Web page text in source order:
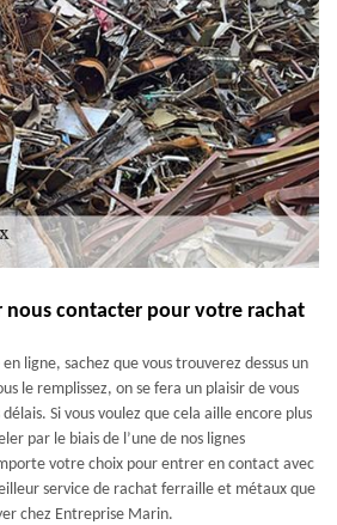
contacter pour votre rachat
ligne, sachez que vous trouverez dessus un
le remplissez, on se fera un plaisir de vous
Si vous voulez que cela aille encore plus
par le biais de l’une de nos lignes
votre choix pour entrer en contact avec
service de rachat ferraille et métaux que
chez Entreprise Marin.